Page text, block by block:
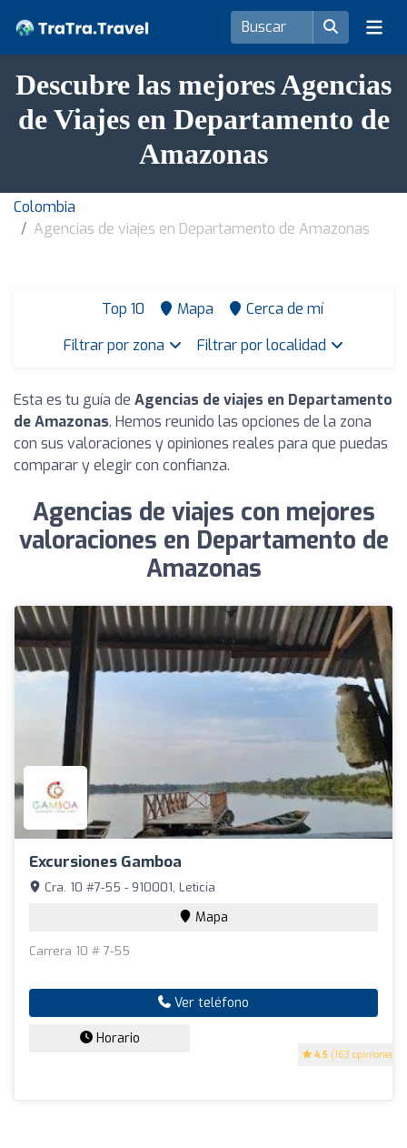
Descubre las mejores Agencias
de Viajes en Departamento de
Amazonas
Colombia
Agencias de viajes en Departamento de Amazonas
Top 10 Mapa
Cerca de mí
Filtrar por zona
Filtrar por localidad
Esta es tu guía de Agencias de viajes en Departamento
de Amazonas. Hemos reunido las opciones de la zona
con sus valoraciones y opiniones reales para que puedas
comparar y elegir con confianza.
Agencias de viajes con mejores
valoraciones en Departamento de
Amazonas
Excursiones Gamboa
4.5 (163 opiniones)
Cra. 10 #7-55 - 910001, Leticia
Mapa
Carrera 10 # 7-55
Ver teléfono
Horario